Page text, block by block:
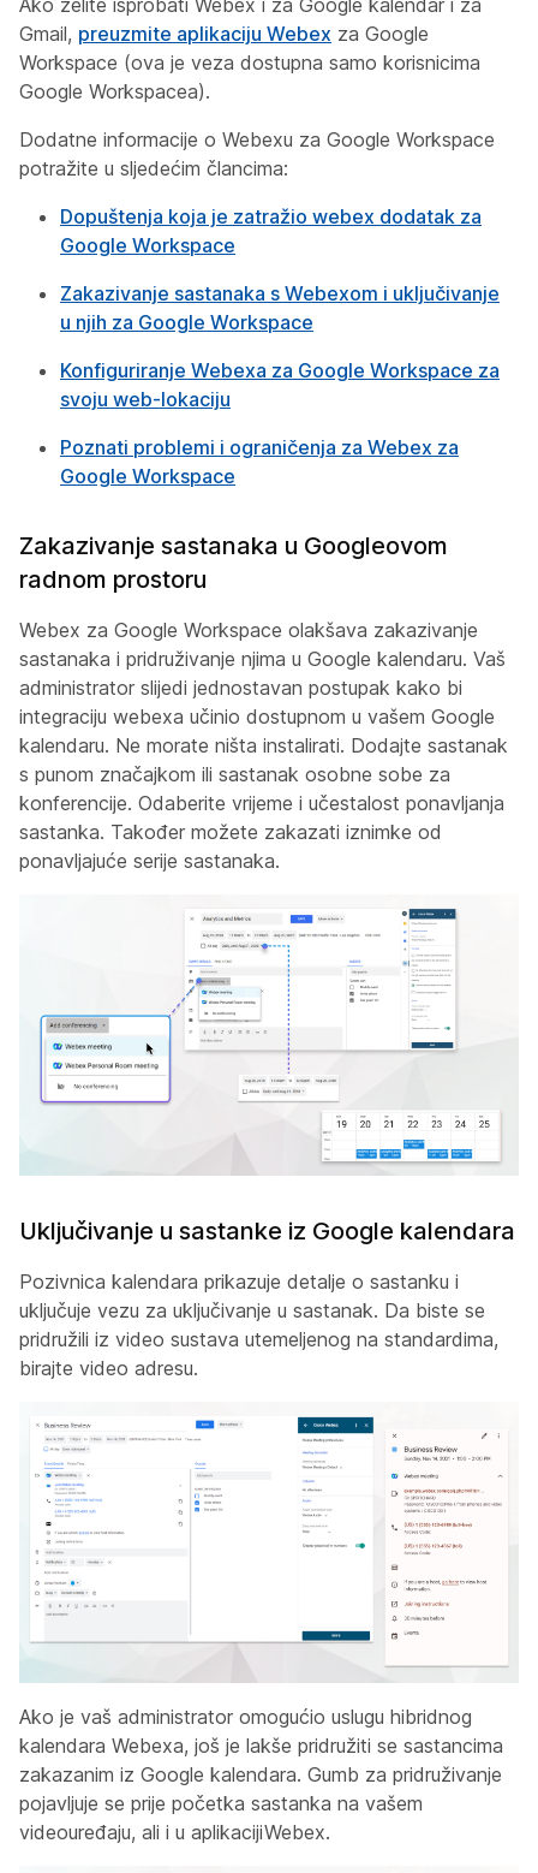
Ako želite isprobati Webex i za Google kalendar i za
Gmail, preuzmite aplikaciju Webex za Google
Workspace (ova je veza dostupna samo korisnicima
Google Workspacea).
Dodatne informacije o Webexu za Google Workspace
potražite u sljedećim člancima:
Dopuštenja koja je zatražio webex dodatak za
Google Workspace
Zakazivanje sastanaka s Webexom i uključivanje
u njih za Google Workspace
Konfiguriranje Webexa za Google Workspace za
svoju web-lokaciju
Poznati problemi i ograničenja za Webex za
Google Workspace
Zakazivanje sastanaka u Googleovom
radnom prostoru
Webex za Google Workspace olakšava zakazivanje
sastanaka i pridruživanje njima u Google kalendaru. Vaš
administrator slijedi jednostavan postupak kako bi
integraciju webexa učinio dostupnom u vašem Google
kalendaru. Ne morate ništa instalirati. Dodajte sastanak
s punom značajkom ili sastanak osobne sobe za
konferencije. Odaberite vrijeme i učestalost ponavljanja
sastanka. Također možete zakazati iznimke od
ponavljajuće serije sastanaka.
Uključivanje u sastanke iz Google kalendara
Pozivnica kalendara prikazuje detalje o sastanku i
uključuje vezu za uključivanje u sastanak. Da biste se
pridružili iz video sustava utemeljenog na standardima,
birajte video adresu.
Ako je vaš administrator omogućio uslugu hibridnog
kalendara Webexa, još je lakše pridružiti se sastancima
zakazanim iz Google kalendara. Gumb za pridruživanje
pojavljuje se prije početka sastanka na vašem
videouređaju, ali i u aplikacijiWebex.